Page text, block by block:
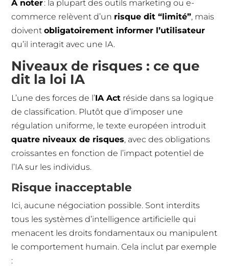
À noter: la plupart des outils marketing ou e-
commerce relèvent d’un risque dit “limité”, mais
doiventobligatoirement informer l’utilisateur
qu’il interagit avec une IA.
Niveaux de risques : ce que
dit la loi IA
L’une des forces de l’IA Act réside dans sa logique
de classification. Plutôt que d’imposer une
régulation uniforme, le texte européen introduit
quatre niveaux de risques, avec des obligations
croissantes en fonction de l’impact potentiel de
l’IA sur les individus.
Risque inacceptable
Ici, aucune négociation possible. Sont interdits
tous les systèmes d’intelligence artificielle qui
menacent les droits fondamentaux ou manipulent
le comportement humain. Cela inclut par exemple
: